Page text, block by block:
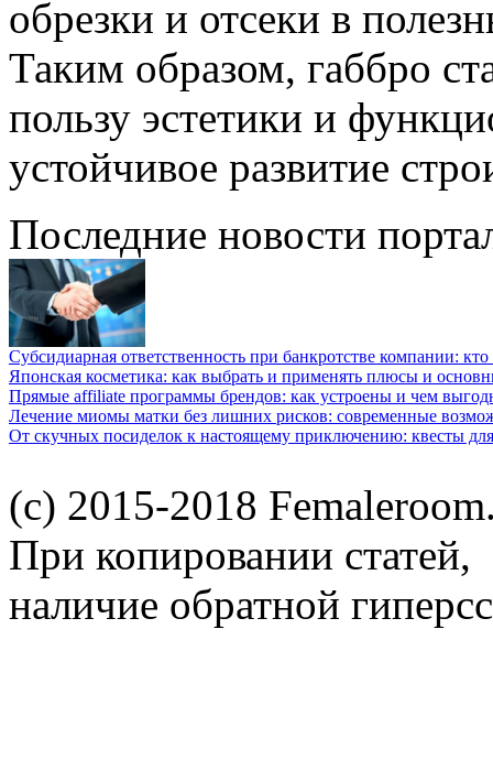
обрезки и отсеки в
Таким образом, габбро
пользу эстетики и
устойчивое развитие
Последние новости
Субсидиарная ответственность при банкротстве компании: кто
Японская косметика: как выбрать и применять плюсы и
Прямые affiliate программы брендов: как устроены и чем
Лечение миомы матки без лишних рисков: современные
От скучных посиделок к настоящему приключению: квесты
(c) 2015-2018
При копировании статей,
наличие обратной